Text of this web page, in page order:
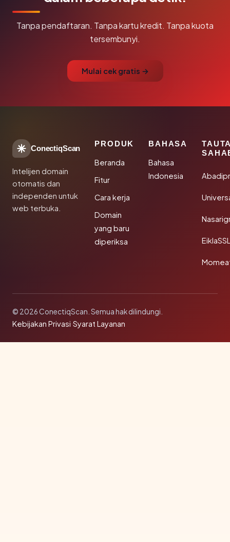
Tanpa pendaftaran. Tanpa kartu kredit. Tanpa kuota
tersembunyi.
Mulai cek gratis →
ConectiqScan
Intelijen domain
otomatis dan
independen untuk
web terbuka.
PRODUK
Beranda
Fitur
Cara kerja
Domain
yang baru
diperiksa
BAHASA
Bahasa
Indonesia
© 2026 ConectiqScan. Semua hak dilindungi.
Kebijakan Privasi·Syarat Layanan